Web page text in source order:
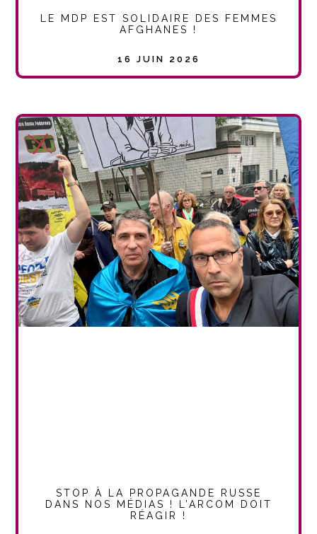
LE MDP EST SOLIDAIRE DES FEMMES
AFGHANES !
16 JUIN 2026
STOP À LA PROPAGANDE RUSSE
DANS NOS MÉDIAS ! L’ARCOM DOIT
RÉAGIR !